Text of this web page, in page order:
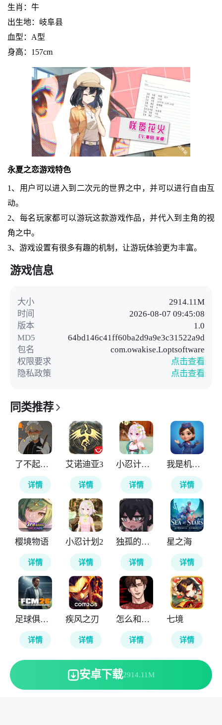
生肖：牛
出生地：岐阜县
血型：A型
身高：157cm
永夏之恋游戏特色
1、用户可以进入到二次元的世界之中，并可以进行自由互
动。
2、每名玩家都可以游玩这款游戏作品，并代入到主角的视
角之中。
3、游戏设置有很多有趣的机制，让游玩体验更为丰富。
游戏信息
大小
2914.11M
时间
2026-08-07 09:45:08
版本
1.0
MD5
64bd146c41ff60ba2d9a9e3c31522a9d
包名
com.owakise.Loptsoftware
权限要求
点击查看
隐私政策
点击查看
同类推荐
了不起的女仆
详情
艾诺迪亚3
详情
小忍计划温泉版
详情
我是机场保安
详情
樱境物语
详情
小忍计划2
详情
独孤的女孩子物语
详情
星之海
详情
足球俱乐部经理2026
详情
疾风之刃
详情
怎么和病娇男友分手
详情
七境
详情
安卓下载2914.11M